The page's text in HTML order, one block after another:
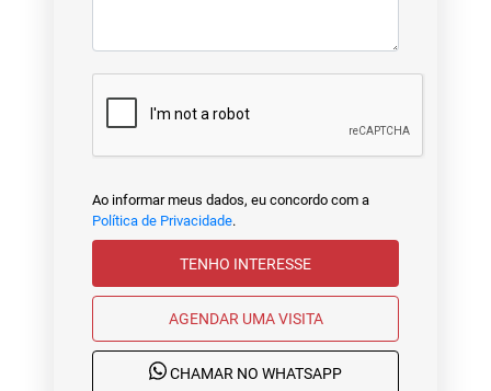
Ao informar meus dados, eu concordo com a
Política de Privacidade.
TENHO INTERESSE
AGENDAR UMA VISITA
CHAMAR NO WHATSAPP